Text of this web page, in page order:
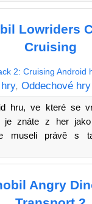
Lowriders
Cruising
, Oddechové hry
hru, ve které se
je znáte z her
museli právě s
Angry